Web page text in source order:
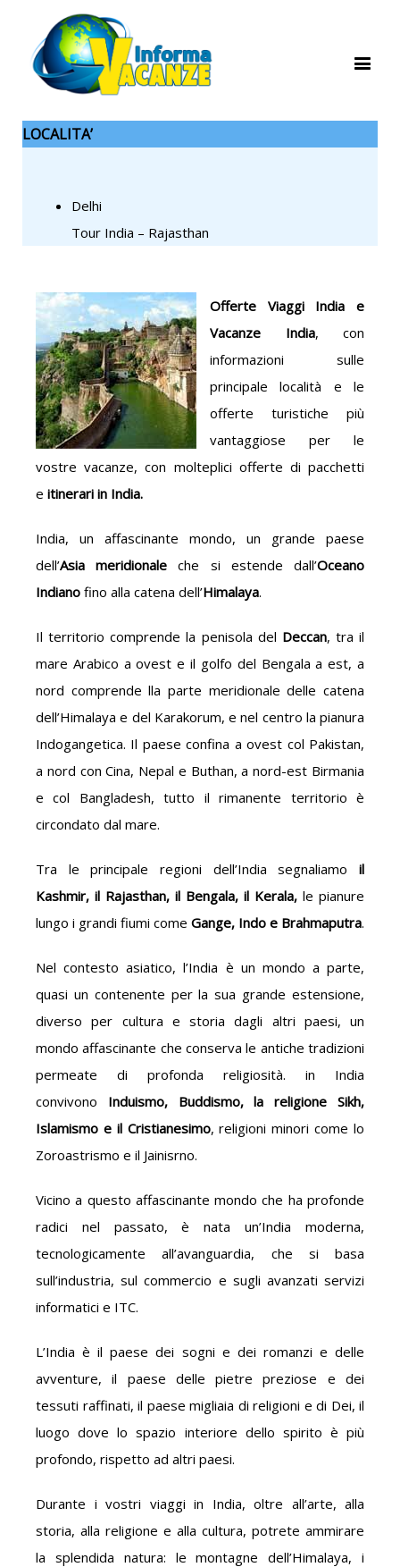
LOCALITA’
Delhi
Tour India – Rajasthan
Offerte Viaggi India e
Vacanze India, con
informazioni sulle
principale località e le
offerte turistiche più
vantaggiose per le
vostre vacanze, con molteplici offerte di pacchetti
e itinerari in India.
India, un affascinante mondo, un grande paese
dell’Asia meridionale che si estende dall’Oceano
Indiano fino alla catena dell’Himalaya.
Il territorio comprende la penisola del Deccan, tra il
mare Arabico a ovest e il golfo del Bengala a est, a
nord comprende lla parte meridionale delle catena
dell’Himalaya e del Karakorum, e nel centro la pianura
Indogangetica. Il paese confina a ovest col Pakistan,
a nord con Cina, Nepal e Buthan, a nord-est Birmania
e col Bangladesh, tutto il rimanente territorio è
circondato dal mare.
Tra le principale regioni dell’India segnaliamo il
Kashmir, il Rajasthan, il Bengala, il Kerala, le pianure
lungo i grandi fiumi come Gange, Indo e Brahmaputra.
Nel contesto asiatico, l’India è un mondo a parte,
quasi un contenente per la sua grande estensione,
diverso per cultura e storia dagli altri paesi, un
mondo affascinante che conserva le antiche tradizioni
permeate di profonda religiosità. in India
convivono Induismo, Buddismo, la religione Sikh,
Islamismo e il Cristianesimo, religioni minori come lo
Zoroastrismo e il Jainisrno.
Vicino a questo affascinante mondo che ha profonde
radici nel passato, è nata un’India moderna,
tecnologicamente all’avanguardia, che si basa
sull’industria, sul commercio e sugli avanzati servizi
informatici e ITC.
L’India è il paese dei sogni e dei romanzi e delle
avventure, il paese delle pietre preziose e dei
tessuti raffinati, il paese migliaia di religioni e di Dei, il
luogo dove lo spazio interiore dello spirito è più
profondo, rispetto ad altri paesi.
Durante i vostri viaggi in India, oltre all’arte, alla
storia, alla religione e alla cultura, potrete ammirare
la splendida natura: le montagne dell’Himalaya, i